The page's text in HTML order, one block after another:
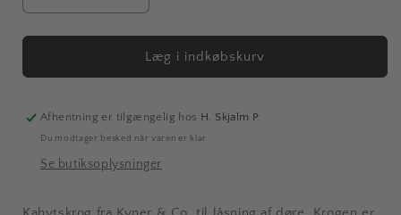
antallet
for
kahytskrog
Nikkel
satin
antallet
for
Raslefri
kahytskrog
Nikkel
satin
Læg i indkøbskurv
Afhentning er tilgængelig hos H. Skjalm P.
Du modtager besked når varen er klar
Se butiksoplysninger